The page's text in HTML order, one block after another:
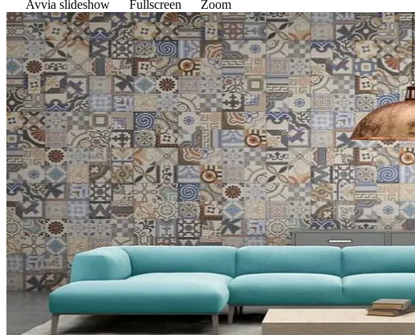
Avvia slideshow
Fullscreen Zoom